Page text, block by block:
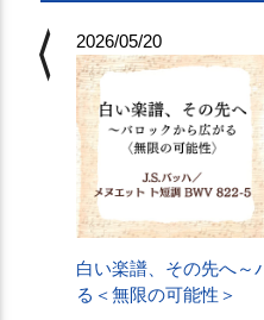
2026/05/20
白い楽譜、その先へ～
る＜無限の可能性＞
chevron_left